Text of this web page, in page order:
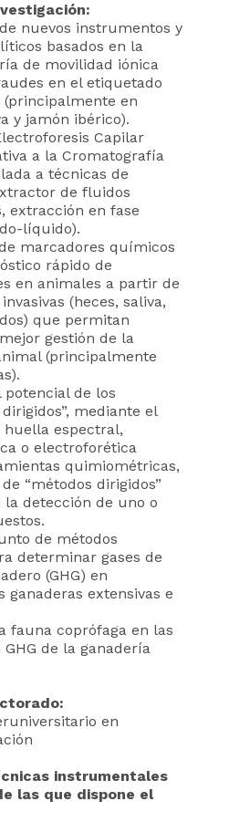
nuevos instrumentos y
basados en la
de movilidad iónica
en el etiquetado
en
y jamón ibérico).
Capilar
a la Cromatografía
a técnicas de
de fluidos
extracción en fase
líquido).
marcadores químicos
rápido de
en animales a partir de
(heces, saliva,
que permitan
gestión de la
(principalmente
potencial de los
mediante el
huella espectral,
o electroforética
quimiométricas,
“métodos dirigidos”
la detección de uno o
de métodos
determinar gases de
(GHG) en
ganaderas extensivas e
fauna coprófaga en las
de la ganadería
en
instrumentales
las que dispone el